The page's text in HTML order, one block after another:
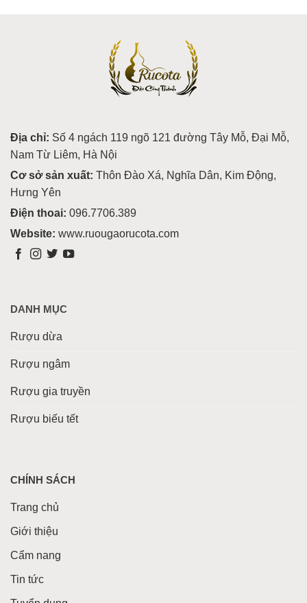
Địa chỉ: Số 4 ngách 119 ngõ 121 đường Tây Mỗ, Đại Mỗ,
Nam Từ Liêm, Hà Nội
Cơ sở sản xuất: Thôn Đào Xá, Nghĩa Dân, Kim Động,
Hưng Yên
Điện thoai: 096.7706.389
Website: www.ruougaorucota.com
DANH MỤC
Rượu dừa
Rượu ngâm
Rượu gia truyền
Rượu biếu tết
CHÍNH SÁCH
Trang chủ
Giới thiệu
Cẩm nang
Tin tức